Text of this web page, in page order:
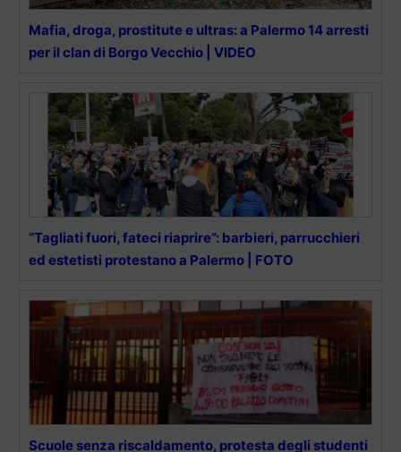
Mafia, droga, prostitute e ultras: a Palermo 14 arresti
per il clan di Borgo Vecchio | VIDEO
“Tagliati fuori, fateci riaprire”: barbieri, parrucchieri
ed estetisti protestano a Palermo | FOTO
Scuole senza riscaldamento, protesta degli studenti